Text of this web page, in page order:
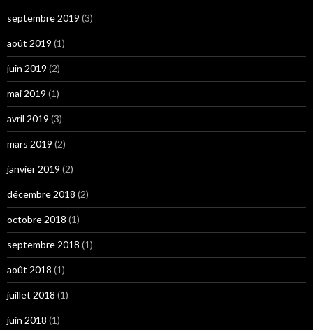
septembre 2019 (3)
août 2019 (1)
juin 2019 (2)
mai 2019 (1)
avril 2019 (3)
mars 2019 (2)
janvier 2019 (2)
décembre 2018 (2)
octobre 2018 (1)
septembre 2018 (1)
août 2018 (1)
juillet 2018 (1)
juin 2018 (1)